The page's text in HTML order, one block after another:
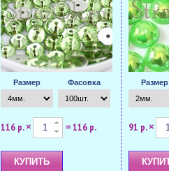
Размер Фасовка
116 р.× = 116 р.
Размер
91 р.×